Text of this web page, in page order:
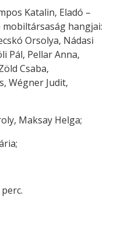
Katalin, Eladó –
mobiltársaság hangjai:
Orsolya, Nádasi
Pál, Pellar Anna,
Csaba,
Wégner Judit,
Maksay Helga;